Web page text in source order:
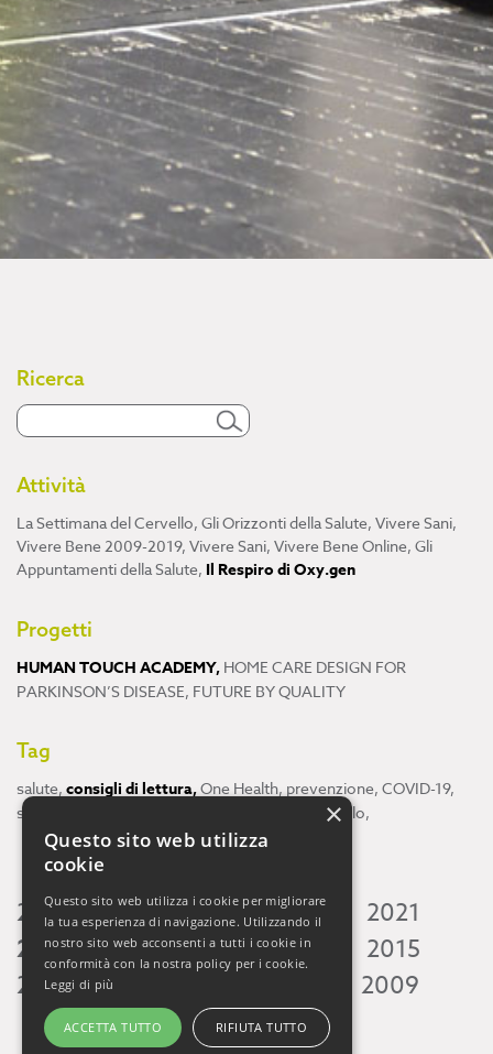
Ricerca
Attività
La Settimana del Cervello, Gli Orizzonti della Salute, Vivere Sani,
Vivere Bene 2009-2019, Vivere Sani, Vivere Bene Online, Gli
Appuntamenti della Salute, Il Respiro di Oxy.gen
Progetti
HUMAN TOUCH ACADEMY, HOME CARE DESIGN FOR
PARKINSON’S DISEASE, FUTURE BY QUALITY
Tag
salute, consigli di lettura,One Health, prevenzione, COVID-19,
scienza
cervello,
2026 2025 2024 2023 2022
2021
2020 2019 2018 2017 2016
2015
2014 2013 2009
×
Questo sito web utilizza
cookie
Questo sito web utilizza i cookie per migliorare
la tua esperienza di navigazione. Utilizzando il
nostro sito web acconsenti a tutti i cookie in
conformità con la nostra policy per i cookie.
Leggi di più
ACCETTA TUTTO RIFIUTA TUTTO